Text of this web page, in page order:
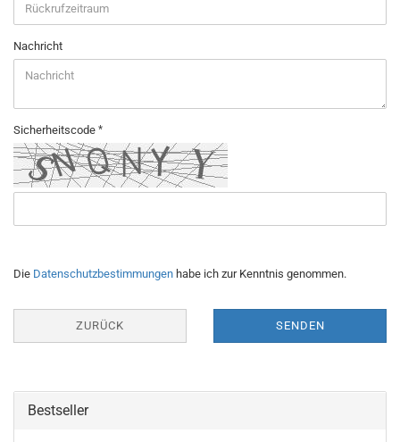
Nachricht
Sicherheitscode
Die Datenschutzbestimmungen habe ich zur Kenntnis genommen.
ZURÜCK SENDEN
Bestseller